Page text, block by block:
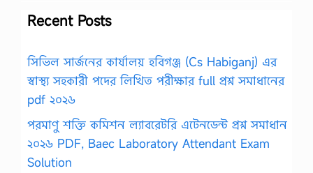
Recent Posts
সিভিল সার্জনের কার্যালয় হবিগঞ্জ (Cs Habiganj) এর
স্বাস্থ্য সহকারী পদের লিখিত পরীক্ষার full প্রশ্ন সমাধানের
pdf ২০২৬
পরমাণু শক্তি কমিশন ল্যাবরেটরি এটেনডেন্ট প্রশ্ন সমাধান
২০২৬ PDF, Baec Laboratory Attendant Exam
Solution